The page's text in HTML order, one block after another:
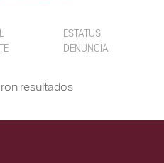
ESTATUS
DENUNCIA
resultados